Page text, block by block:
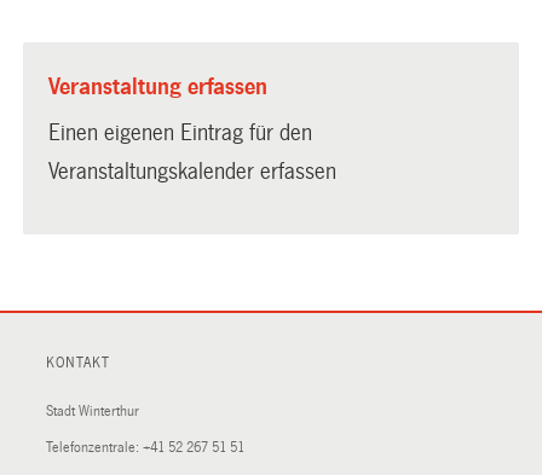
Veranstaltung erfassen
Einen eigenen Eintrag für den
Veranstaltungskalender erfassen
KONTAKT
Stadt Winterthur
Telefonzentrale: +41 52 267 51 51